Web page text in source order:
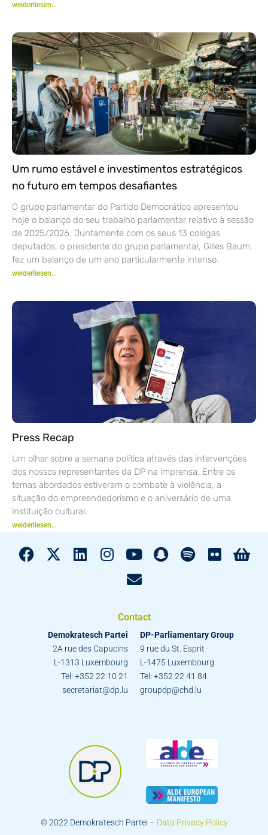
weiderliesen...
Um rumo estável e investimentos estratégicos
no futuro em tempos desafiantes
O grupo parlamentar do Partido Democrático apresentou
hoje o balanço do seu trabalho parlamentar relativo à sessão
de 2025/2026. Juntamente com os seus 13 colegas
deputados, o presidente do grupo parlamentar, Gilles Baum,
fez um balanço de um ano particularmente intenso.
weiderliesen...
Press Recap
Um olhar sobre a semana política através das intervenções
dos nossos representantes da DP na imprensa. Entre os
temas abordados estiveram o combate à violência, a
situação do empreendedorismo e o aniversário de uma
instituição cultural.
weiderliesen...
Contact
Demokratesch Partei
2A rue des Capucins
L-1313 Luxembourg
Tel: +352 22 10 21
secretariat@dp.lu
DP-Parliamentary Group
9 rue du St. Esprit
L-1475 Luxembourg
Tel: +352 22 41 84
groupdp@chd.lu
© 2022 Demokratesch Partei – Data Privacy Policy